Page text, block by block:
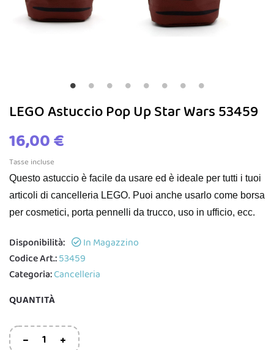
LEGO Astuccio Pop Up Star Wars 53459
16,00 €
Tasse incluse
Questo astuccio è facile da usare ed è ideale per tutti i tuoi
articoli di cancelleria LEGO. Puoi anche usarlo come borsa
per cosmetici, porta pennelli da trucco, uso in ufficio, ecc.
Disponibilità:
In Magazzino
Codice Art.:53459
Categoria:Cancelleria
QUANTITÀ